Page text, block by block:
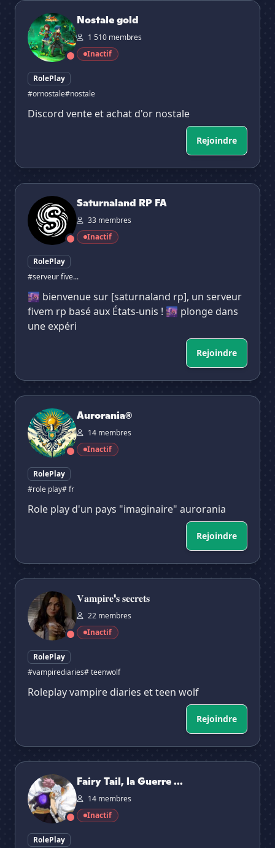
Nostale gold
Nostale gold
1 510 membres
Inactif
RolePlay
#ornostale#nostale
Discord vente et achat d'or nostale
Rejoindre
Saturnaland RP FA
Saturnaland RP FA
33 membres
Inactif
RolePlay
#serveur five...
🌆 bienvenue sur [saturnaland rp], un serveur
fivem rp basé aux États-unis ! 🌆 plonge dans
une expéri
Rejoindre
Aurorania®
Aurorania®
14 membres
Inactif
RolePlay
#role play# fr
Role play d'un pays "imaginaire" aurorania
Rejoindre
𝐕𝐚𝐦𝐩𝐢𝐫𝐞'𝐬 𝐬𝐞𝐜𝐫𝐞𝐭𝐬
𝐕𝐚𝐦𝐩𝐢𝐫𝐞'𝐬 𝐬𝐞𝐜𝐫𝐞𝐭𝐬
22 membres
Inactif
RolePlay
#vampirediaries# teenwolf
Roleplay vampire diaries et teen wolf
Rejoindre
Fairy Tail, la Guerre des Mondes
Fairy Tail, la Guerre ...
14 membres
Inactif
RolePlay